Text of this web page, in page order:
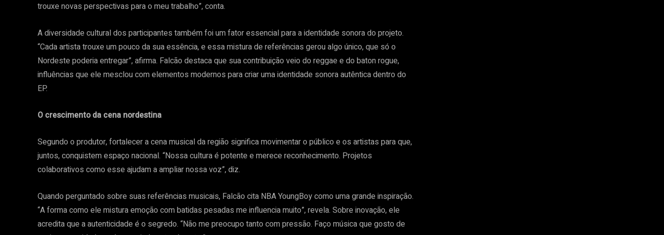
trouxe novas perspectivas para o meu trabalho”, conta.
A diversidade cultural dos participantes também foi um fator essencial para a identidade sonora do projeto.
“Cada artista trouxe um pouco da sua essência, e essa mistura de referências gerou algo único, que só o
Nordeste poderia entregar”, afirma. Falcão destaca que sua contribuição veio do reggae e do baton rogue,
influências que ele mesclou com elementos modernos para criar uma identidade sonora autêntica dentro do
EP.
O crescimento da cena nordestina
Segundo o produtor, fortalecer a cena musical da região significa movimentar o público e os artistas para que,
juntos, conquistem espaço nacional. “Nossa cultura é potente e merece reconhecimento. Projetos
colaborativos como esse ajudam a ampliar nossa voz”, diz.
Quando perguntado sobre suas referências musicais, Falcão cita NBA YoungBoy como uma grande inspiração.
“A forma como ele mistura emoção com batidas pesadas me influencia muito”, revela. Sobre inovação, ele
acredita que a autenticidade é o segredo. “Não me preocupo tanto com pressão. Faço música que gosto de